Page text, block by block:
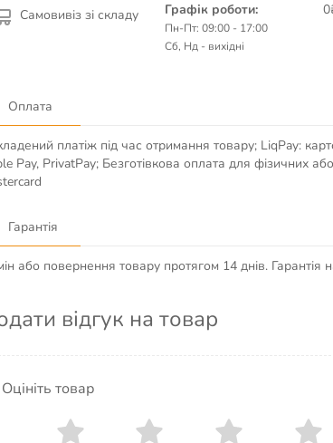
Самовивіз зі складу Графік роботи:
Пн-Пт: 09:00 - 17:00
Сб, Нд - вихідні
Оплата
платіж під час отримання товару; LiqPay:
Pay, PrivatPay; Безготівкова оплата для фізичних
Гарантія
або повернення товару протягом 14 днів. Гарантія
відгук на товар
Оцініть товар